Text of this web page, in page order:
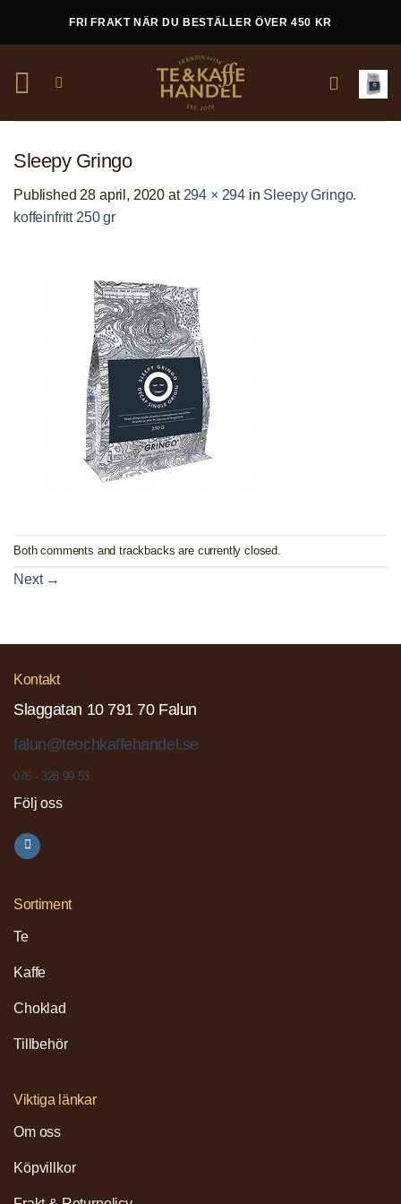
FRI FRAKT NÄR DU BESTÄLLER ÖVER 450 KR
Sleepy Gringo
Published 28 april, 2020 at 294 × 294 in Sleepy Gringo.
koffeinfritt 250 gr
Both comments and trackbacks are currently closed.
Next →
Kontakt
Slaggatan 10 791 70 Falun
falun@teochkaffehandel.se
076 - 328 99 53
Följ oss
Sortiment
Te
Kaffe
Choklad
Tillbehör
Viktiga länkar
Om oss
Köpvillkor